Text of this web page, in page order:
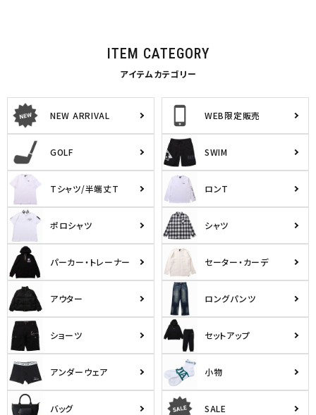
ITEM CATEGORY
アイテムカテゴリー
NEW ARRIVAL WEB限定販売
GOLF SWIM
Tシャツ/半端丈T ロンT
ポロシャツ シャツ
パーカー・トレーナー セーター・カーデ
アウター ロングパンツ
ショーツ セットアップ
アンダーウェア 小物
バッグ SALE